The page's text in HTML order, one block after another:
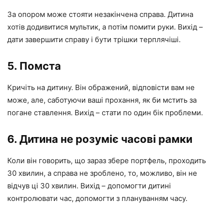
За опором може стояти незакінчена справа. Дитина
хотів додивитися мультик, а потім помити руки. Вихід –
дати завершити справу і бути трішки терплячіші.
5. Помста
Кричіть на дитину. Він ображений, відповісти вам не
може, але, саботуючи ваші прохання, як би мстить за
погане ставлення. Вихід – стати по один бік проблеми.
6. Дитина не розуміє часові рамки
Коли він говорить, що зараз збере портфель, проходить
30 хвилин, а справа не зроблено, то, можливо, він не
відчув ці 30 хвилин. Вихід – допомогти дитині
контролювати час, допомогти з плануванням часу.